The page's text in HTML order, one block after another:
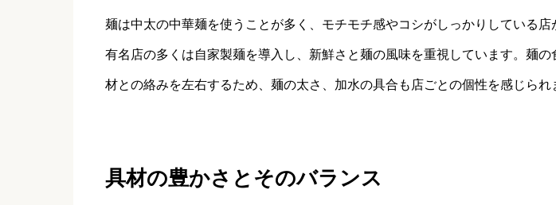
麺は中太の中華麺を使うことが多く、モチモチ感やコシがしっかりしている店
有名店の多くは自家製麺を導入し、新鮮さと麺の風味を重視しています。麺の
材との絡みを左右するため、麺の太さ、加水の具合も店ごとの個性を感じられ
具材の豊かさとそのバランス